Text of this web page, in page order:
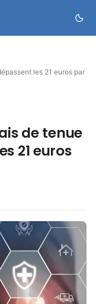
les 21 euros par
de tenue
21 euros